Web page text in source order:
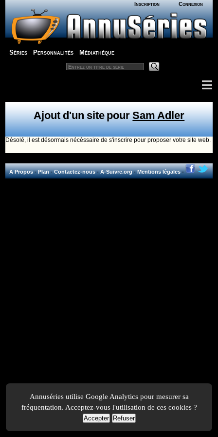
Inscription Connexion
Séries Personnalités Médiathèque
Ajout d'un site pourSam Adler
Désolé, il est désormais nécéssaire de s'inscrire pour proposer votre site web.
A Propos-Plan-Contactez-nous-A-Suivre.org-Mentions légales-
Annuséries utilise Google Analytics pour mesurer sa
fréquentation. Acceptez-vous l'utilisation de ces cookies ?
Accepter Refuser